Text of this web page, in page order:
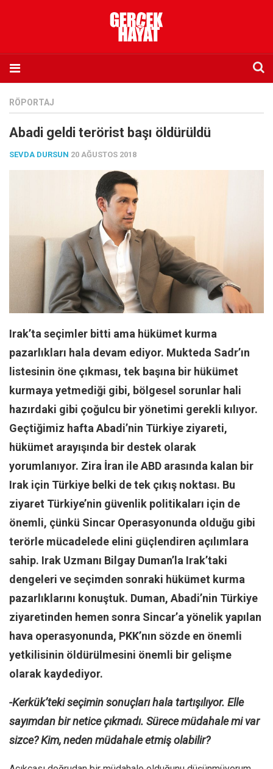
Künye
İletişim
Abone olmak istiyorum
Satış noktası listesi
Eksik sayıların temini
Sosyal Medya
Twitter
Facebook
Instagram
Editörden
Kemal Özer
Mahmut Toptaş
Yvonne Ridley
Barış Tarımcıoğlu
Ömer Kayani
Yusuf Armağan
Hasanali Yıldırım
Leyla Şerif Emin
Selçuk Türkyılmaz
Mehmet Ali Tekin
Abir E. Nahas
Amina S. Jenenkovic
Esra Elönü
Tüm Sayılar
RÖPORTAJ
Abadi geldi terörist başı öldürüldü
SEVDA DURSUN 20 AĞUSTOS 2018
Irak’ta seçimler bitti ama hükümet kurma
pazarlıkları hala devam ediyor. Mukteda Sadr’ın
listesinin öne çıkması, tek başına bir hükümet
kurmaya yetmediği gibi, bölgesel sorunlar hali
hazırdaki gibi çoğulcu bir yönetimi gerekli kılıyor.
Geçtiğimiz hafta Abadi’nin Türkiye ziyareti,
hükümet arayışında bir destek olarak
yorumlanıyor. Zira İran ile ABD arasında kalan bir
Irak için Türkiye belki de tek çıkış noktası. Bu
ziyaret Türkiye’nin güvenlik politikaları için de
önemli, çünkü Sincar Operasyonunda olduğu gibi
terörle mücadelede elini güçlendiren açılımlara
sahip. Irak Uzmanı Bilgay Duman’la Irak’taki
dengeleri ve seçimden sonraki hükümet kurma
pazarlıklarını konuştuk. Duman, Abadi’nin Türkiye
ziyaretinden hemen sonra Sincar’a yönelik yapılan
hava operasyonunda, PKK’nın sözde en önemli
yetkilisinin öldürülmesini önemli bir gelişme
olarak kaydediyor.
-Kerkük’teki seçimin sonuçları hala tartışılıyor. Elle
sayımdan bir netice çıkmadı. Sürece müdahale mi var
sizce? Kim, neden müdahale etmiş olabilir?